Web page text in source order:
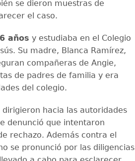
se dieron muestras de
el caso.
años y estudiaba en el Colegio
Su madre, Blanca Ramírez,
compañeras de Angie,
de padres de familia y era
del colegio.
hacia las autoridades
denunció que intentaron
rechazo. Además contra el
se pronunció por las diligencias